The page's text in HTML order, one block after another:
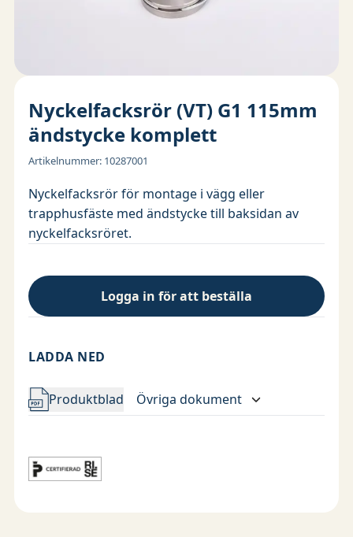
Nyckelfacksrör (VT) G1 115mm
ändstycke komplett
Artikelnummer: 10287001
Nyckelfacksrör för montage i vägg eller
trapphusfäste med ändstycke till baksidan av
nyckelfacksröret.
Logga in för att beställa
LADDA NED
Produktblad Övriga dokument